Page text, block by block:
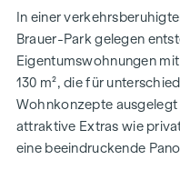
In einer
Brauer-Park gelegen
Eigentumswohnungen
130 m², die für
Wohnkonzepte ausgelegt
attraktive Extras wie
eine beeindruckende